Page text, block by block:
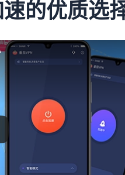
的优质选